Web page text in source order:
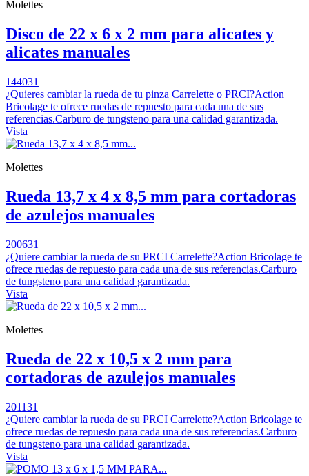
Molettes
Disco de 22 x 6 x 2 mm para alicates y
alicates manuales
144031
¿Quieres cambiar la rueda de tu pinza Carrelette o PRCI?Action
Bricolage te ofrece ruedas de repuesto para cada una de sus
referencias.Carburo de tungsteno para una calidad garantizada.
Vista
Molettes
Rueda 13,7 x 4 x 8,5 mm para cortadoras
de azulejos manuales
200631
¿Quiere cambiar la rueda de su PRCI Carrelette?Action Bricolage te
ofrece ruedas de repuesto para cada una de sus referencias.Carburo
de tungsteno para una calidad garantizada.
Vista
Molettes
Rueda de 22 x 10,5 x 2 mm para
cortadoras de azulejos manuales
201131
¿Quiere cambiar la rueda de su PRCI Carrelette?Action Bricolage te
ofrece ruedas de repuesto para cada una de sus referencias.Carburo
de tungsteno para una calidad garantizada.
Vista